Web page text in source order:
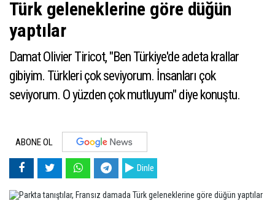
Türk geleneklerine göre düğün
yaptılar
Damat Olivier Tiricot, "Ben Türkiye'de adeta krallar
gibiyim. Türkleri çok seviyorum. İnsanları çok
seviyorum. O yüzden çok mutluyum" diye konuştu.
ABONE OL
Dinle